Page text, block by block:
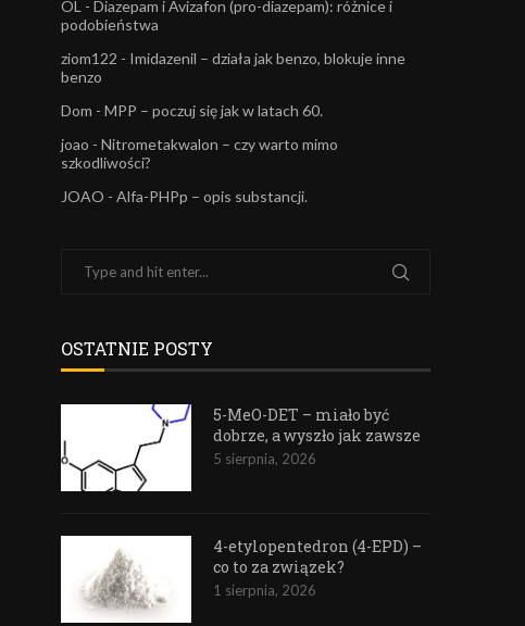
OL - Diazepam i Avizafon (pro-diazepam): różnice i
podobieństwa
ziom122 - Imidazenil – działa jak benzo, blokuje inne
benzo
Dom - MPP – poczuj się jak w latach 60.
joao - Nitrometakwalon – czy warto mimo
szkodliwości?
JOAO - Alfa-PHPp – opis substancji.
OSTATNIE POSTY
5-MeO-DET – miało być
dobrze, a wyszło jak zawsze
5 sierpnia, 2026
4-etylopentedron (4-EPD) –
co to za związek?
1 sierpnia, 2026